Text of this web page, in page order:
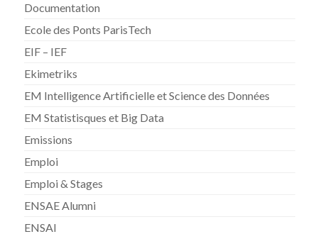
Documentation
Ecole des Ponts ParisTech
EIF – IEF
Ekimetriks
EM Intelligence Artificielle et Science des Données
EM Statistisques et Big Data
Emissions
Emploi
Emploi & Stages
ENSAE Alumni
ENSAI